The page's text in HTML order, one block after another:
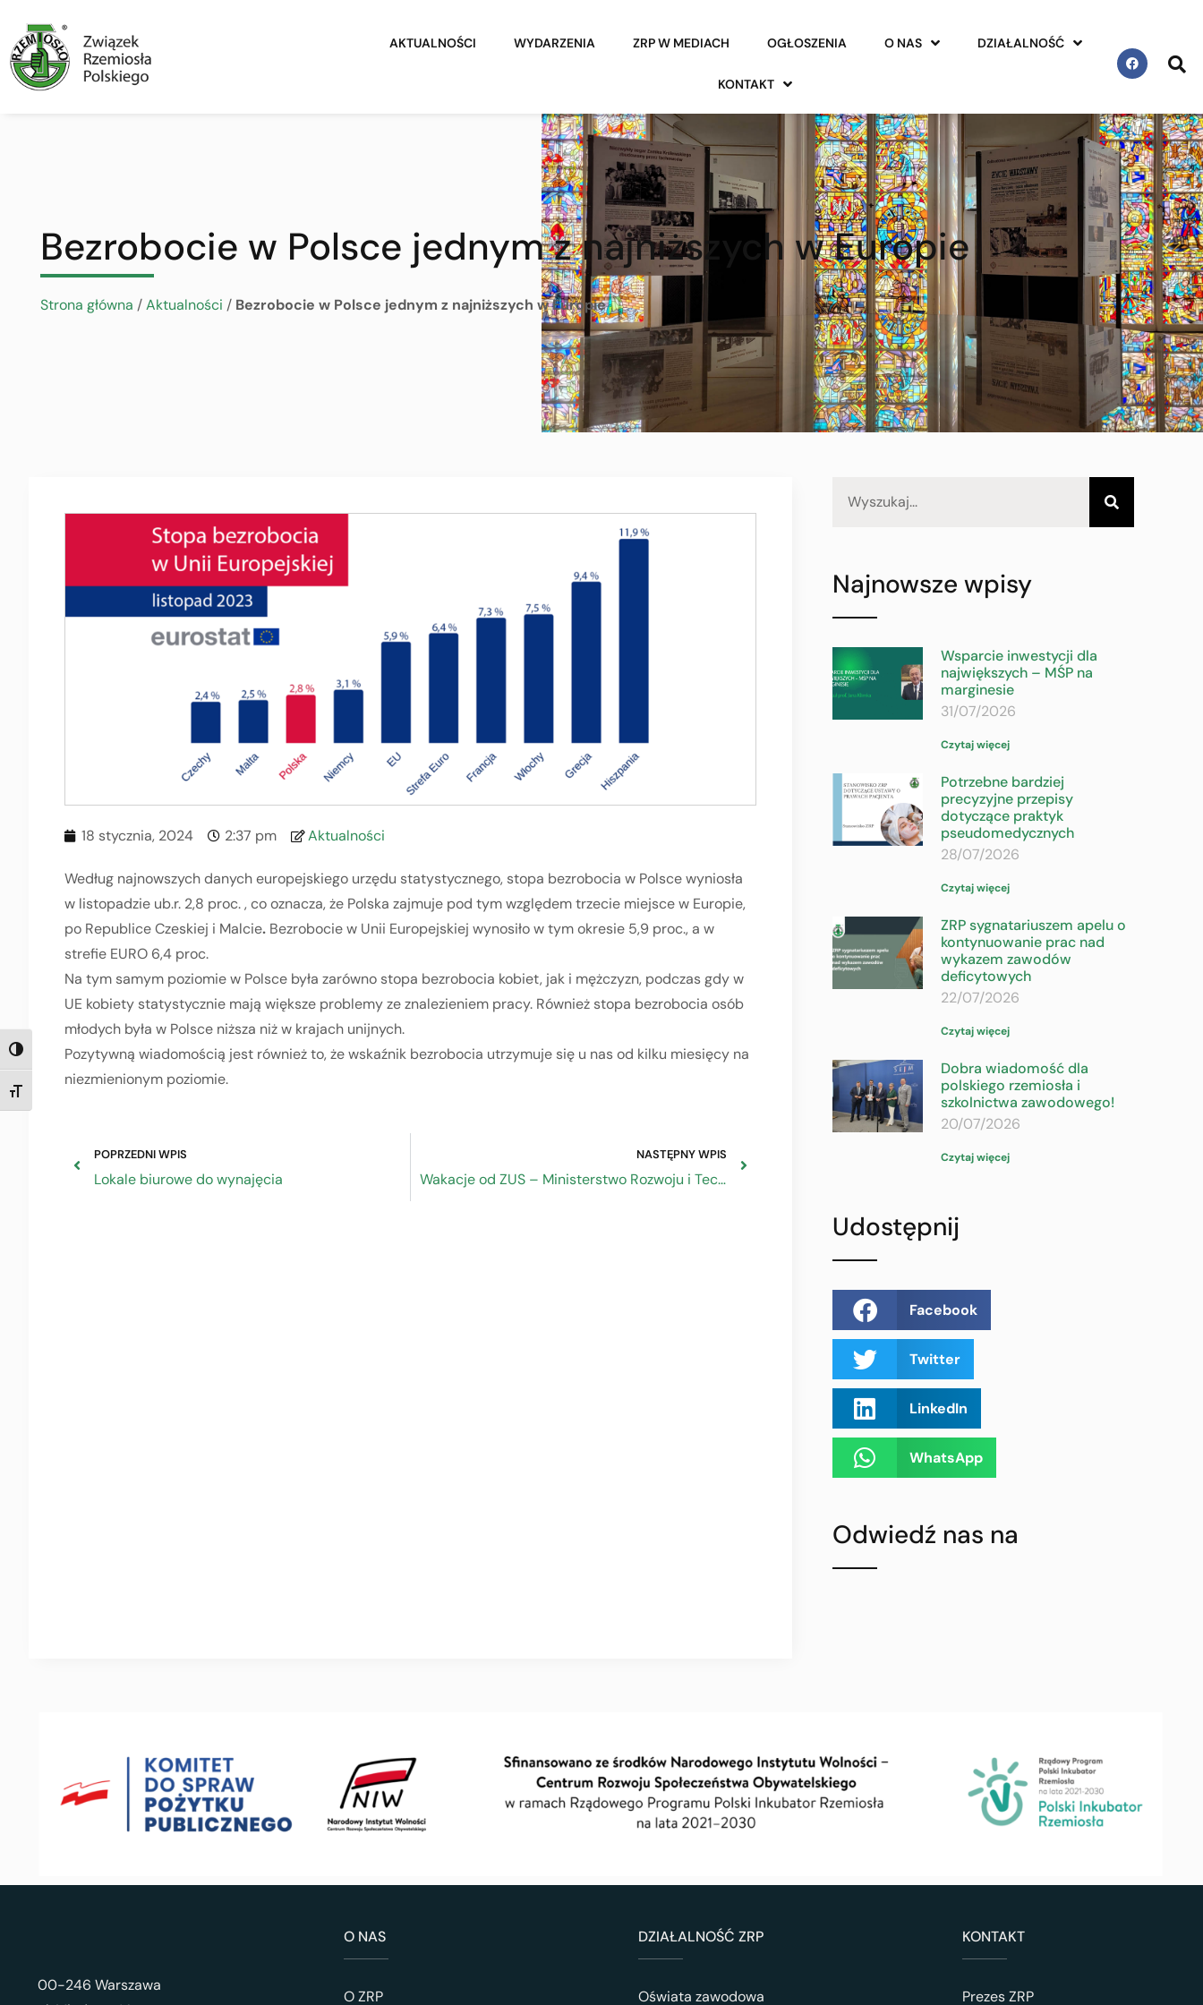
TOGGLE HIGH CONTRAST
TOGGLE FONT SIZE
AKTUALNOŚCI WYDARZENIA ZRP W MEDIACH OGŁOSZENIA O NAS DZIAŁALNOŚĆ
KONTAKT
Bezrobocie w Polsce jednym z najniższych w Europie
Strona główna /Aktualności / Bezrobocie w Polsce jednym z najniższych w Europie
18 stycznia, 2024 2:37 pm Aktualności
Według najnowszych danych europejskiego urzędu statystycznego, stopa bezrobocia w Polsce wyniosła
w listopadzie ub.r. 2,8 proc. , co oznacza, że Polska zajmuje pod tym względem trzecie miejsce w Europie,
po Republice Czeskiej i Malcie. Bezrobocie w Unii Europejskiej wynosiło w tym okresie 5,9 proc., a w
strefie EURO 6,4 proc.
Na tym samym poziomie w Polsce była zarówno stopa bezrobocia kobiet, jak i mężczyzn, podczas gdy w
UE kobiety statystycznie mają większe problemy ze znalezieniem pracy. Również stopa bezrobocia osób
młodych była w Polsce niższa niż w krajach unijnych.
Pozytywną wiadomością jest również to, że wskaźnik bezrobocia utrzymuje się u nas od kilku miesięcy na
niezmienionym poziomie.
POPRZEDNI WPIS
Lokale biurowe do wynajęcia
NASTĘPNY WPIS
Wakacje od ZUS – Ministerstwo Rozwoju i Technologii rozpoczęło prace nad założeniami
Najnowsze wpisy
Wsparcie inwestycji dla
największych – MŚP na
marginesie
31/07/2026
Czytaj więcej
Potrzebne bardziej
precyzyjne przepisy
dotyczące praktyk
pseudomedycznych
28/07/2026
Czytaj więcej
ZRP sygnatariuszem apelu o
kontynuowanie prac nad
wykazem zawodów
deficytowych
22/07/2026
Czytaj więcej
Dobra wiadomość dla
polskiego rzemiosła i
szkolnictwa zawodowego!
20/07/2026
Czytaj więcej
Udostępnij
Facebook
Twitter
LinkedIn
WhatsApp
Odwiedź nas na
00-246 Warszawa
O NAS
O ZRP
DZIAŁALNOŚĆ ZRP
Oświata zawodowa
KONTAKT
Prezes ZRP